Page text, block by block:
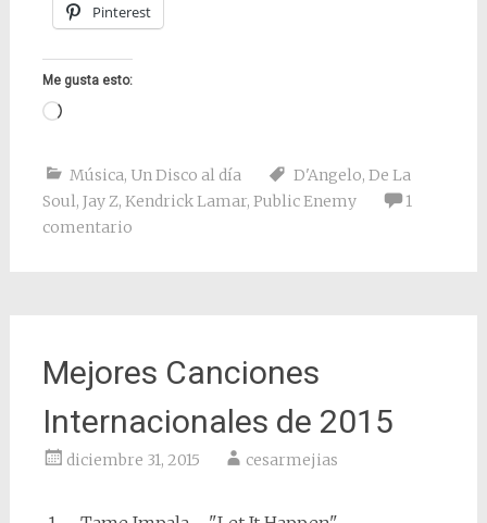
Pinterest
Me gusta esto:
Cargando...
Música, Un Disco al día D'Angelo, De La
Soul, Jay Z, Kendrick Lamar, Public Enemy
1
comentario
Mejores Canciones
Internacionales de 2015
diciembre 31, 2015 cesarmejias